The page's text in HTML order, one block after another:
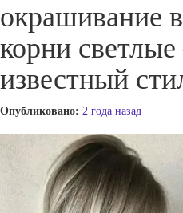
окрашивание
корни
известный
Опубликовано: 2 года назад